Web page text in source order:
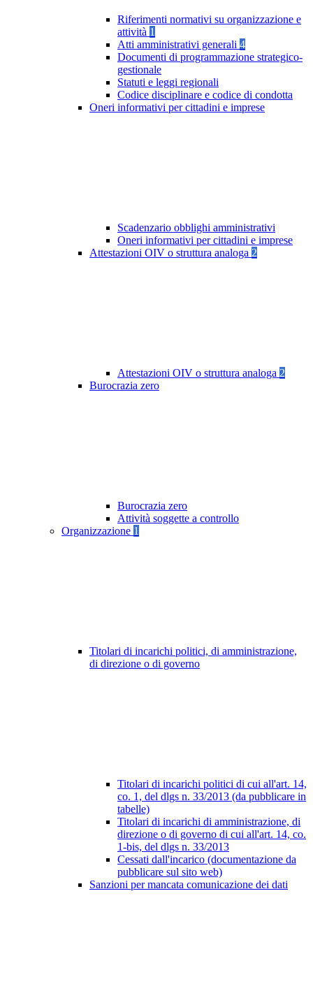
Riferimenti normativi su organizzazione e
attività 1
Atti amministrativi generali 4
Documenti di programmazione strategico-
gestionale
Statuti e leggi regionali
Codice disciplinare e codice di condotta
Oneri informativi per cittadini e imprese
Scadenzario obblighi amministrativi
Oneri informativi per cittadini e imprese
Attestazioni OIV o struttura analoga 2
Attestazioni OIV o struttura analoga 2
Burocrazia zero
Burocrazia zero
Attività soggette a controllo
Organizzazione 1
Titolari di incarichi politici, di amministrazione,
di direzione o di governo
Titolari di incarichi politici di cui all'art. 14,
co. 1, del dlgs n. 33/2013 (da pubblicare in
tabelle)
Titolari di incarichi di amministrazione, di
direzione o di governo di cui all'art. 14, co.
1-bis, del dlgs n. 33/2013
Cessati dall'incarico (documentazione da
pubblicare sul sito web)
Sanzioni per mancata comunicazione dei dati